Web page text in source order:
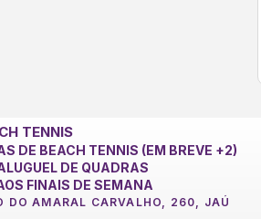
TENNIS
DE BEACH TENNIS (EM BREVE +2)
DE QUADRAS
FINAIS DE SEMANA
DO AMARAL CARVALHO, 260, JAÚ